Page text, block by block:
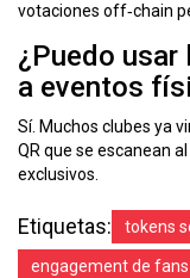
votaciones off‑chain
¿Puedo
a eventos
Sí. Muchos clubes ya
QR que se escanean
exclusivos.
Etiquetas: tokens
engagement de fans